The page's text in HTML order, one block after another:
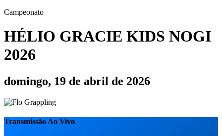
Campeonato
HÉLIO GRACIE KIDS NOGI
2026
domingo, 19 de abril de 2026
Transmissão Ao Vivo